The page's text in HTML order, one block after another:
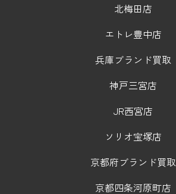
北梅田店
エトレ豊中店
兵庫ブランド買取
神戸三宮店
JR西宮店
ソリオ宝塚店
京都府ブランド買取
京都四条河原町店